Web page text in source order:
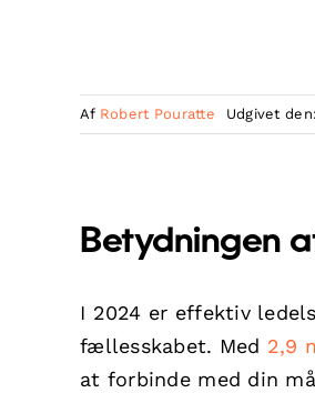
Af Robert Pouratte Udgivet
Betydningen
I 2024 er effektiv
fællesskabet. Med 2,9
at forbinde med din